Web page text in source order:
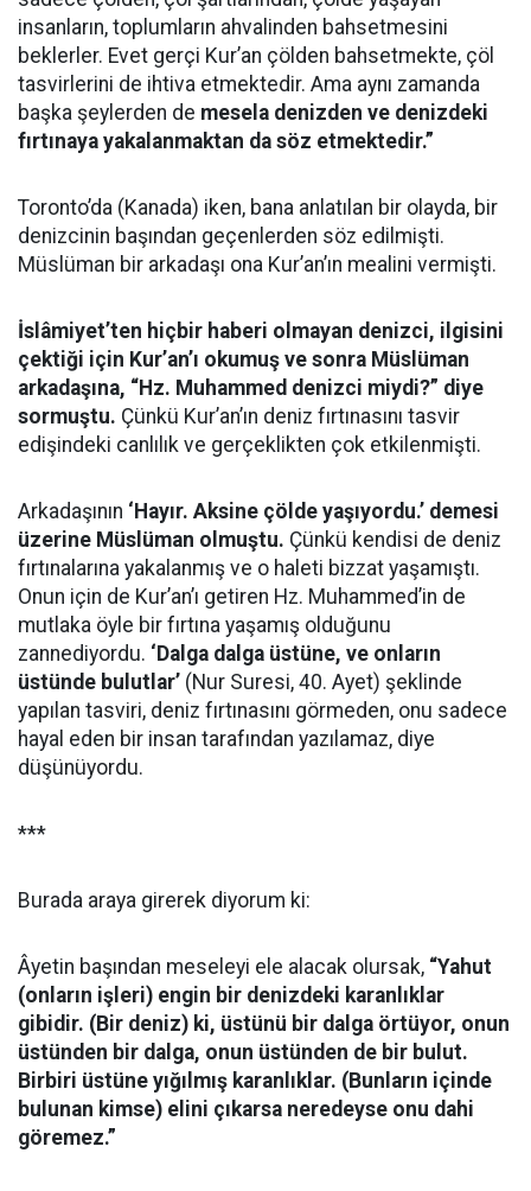
insanların, toplumların ahvalinden bahsetmesini
beklerler. Evet gerçi Kur’an çölden bahsetmekte, çöl
tasvirlerini de ihtiva etmektedir. Ama aynı zamanda
başka şeylerden de mesela denizden ve denizdeki
fırtınaya yakalanmaktan da söz etmektedir.”
Toronto’da (Kanada) iken, bana anlatılan bir olayda, bir
denizcinin başından geçenlerden söz edilmişti.
Müslüman bir arkadaşı ona Kur’an’ın mealini vermişti.
İslâmiyet’ten hiçbir haberi olmayan denizci, ilgisini
çektiği için Kur’an’ı okumuş ve sonra Müslüman
arkadaşına, “Hz. Muhammed denizci miydi?” diye
sormuştu. Çünkü Kur’an’ın deniz fırtınasını tasvir
edişindeki canlılık ve gerçeklikten çok etkilenmişti.
Arkadaşının ‘Hayır. Aksine çölde yaşıyordu.’ demesi
üzerine Müslüman olmuştu. Çünkü kendisi de deniz
fırtınalarına yakalanmış ve o haleti bizzat yaşamıştı.
Onun için de Kur’an’ı getiren Hz. Muhammed’in de
mutlaka öyle bir fırtına yaşamış olduğunu
zannediyordu. ‘Dalga dalga üstüne, ve onların
üstünde bulutlar’ (Nur Suresi, 40. Ayet) şeklinde
yapılan tasviri, deniz fırtınasını görmeden, onu sadece
hayal eden bir insan tarafından yazılamaz, diye
düşünüyordu.
***
Burada araya girerek diyorum ki:
Âyetin başından meseleyi ele alacak olursak, “Yahut
(onların işleri) engin bir denizdeki karanlıklar
gibidir. (Bir deniz) ki, üstünü bir dalga örtüyor, onun
üstünden bir dalga, onun üstünden de bir bulut.
Birbiri üstüne yığılmış karanlıklar. (Bunların içinde
bulunan kimse) elini çıkarsa neredeyse onu dahi
göremez.”